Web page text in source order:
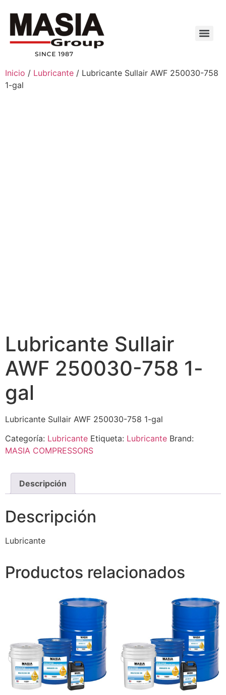
Inicio / Lubricante / Lubricante Sullair AWF 250030-758
1-gal
Lubricante Sullair
AWF 250030-758 1-
gal
Lubricante Sullair AWF 250030-758 1-gal
Categoría: Lubricante Etiqueta: Lubricante Brand:
MASIA COMPRESSORS
Descripción
Descripción
Lubricante
Productos relacionados